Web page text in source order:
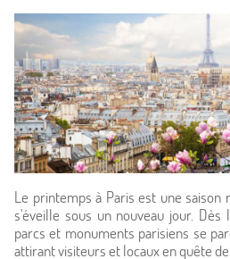
Le printemps à Paris est une saison
s'éveille sous un nouveau jour.
parcs et monuments parisiens se
attirant visiteurs et locaux en quête